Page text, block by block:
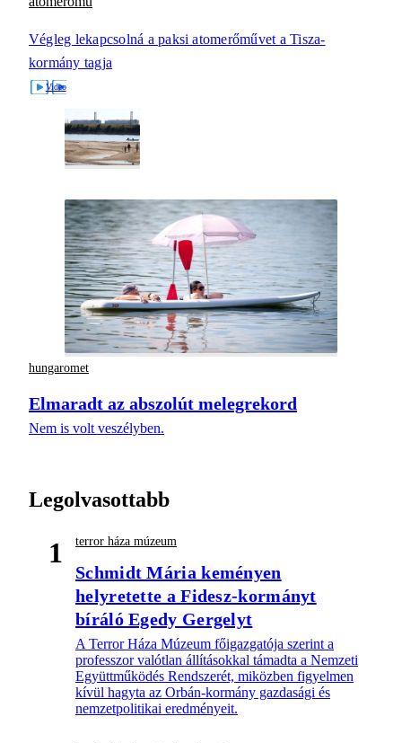
Végleg lekapcsolná a paksi atomerőművet a Tisza-
kormány tagja
hungaromet
Elmaradt az abszolút melegrekord
Nem is volt veszélyben.
Legolvasottabb
1 terror háza múzeum
Schmidt Mária keményen
helyretette a Fidesz-kormányt
bíráló Egedy Gergelyt
A Terror Háza Múzeum főigazgatója szerint a
professzor valótlan állításokkal támadta a Nemzeti
Együttműködés Rendszerét, miközben figyelmen
kívül hagyta az Orbán-kormány gazdasági és
nemzetpolitikai eredményeit.